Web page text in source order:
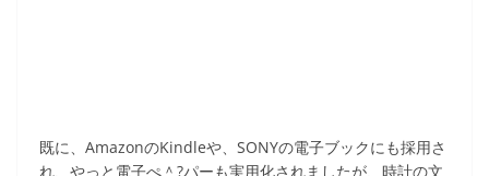
既に、AmazonのKindleや、SONYの電子ブックにも採用さ
れ、やっと電子ぺ＾?パーも実用化されましたが、時計の文